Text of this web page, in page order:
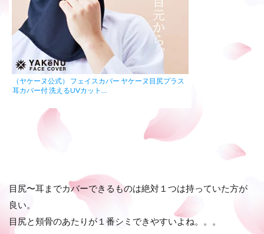
（ヤケーヌ公式） フェイスカバー ヤケーヌ目尻プラス
耳カバー付 洗えるUVカット…
目尻〜耳までカバーできるものは絶対１つは持っていた方が
良い。
目尻と頬骨のあたりが１番シミできやすいよね。。。